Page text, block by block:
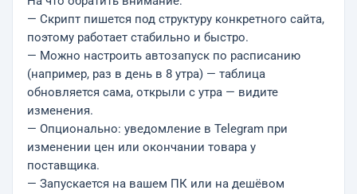
— Скрипт пишется под структуру конкретного сайта,
поэтому работает стабильно и быстро.
— Можно настроить автозапуск по расписанию
(например, раз в день в 8 утра) — таблица
обновляется сама, открыли с утра — видите
изменения.
— Опционально: уведомление в Telegram при
изменении цен или окончании товара у
поставщика.
— Запускается на вашем ПК или на дешёвом